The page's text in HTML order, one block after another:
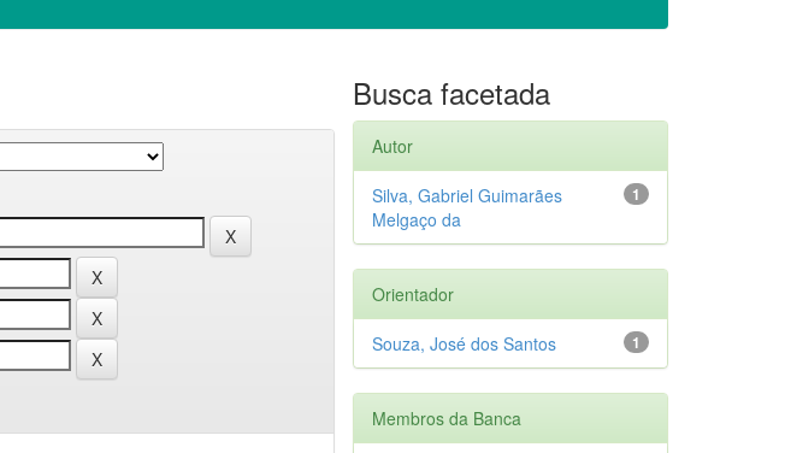
Busca facetada
Autor
1
Silva, Gabriel Guimarães
Melgaço da
Orientador
1
Souza, José dos Santos
Membros da Banca